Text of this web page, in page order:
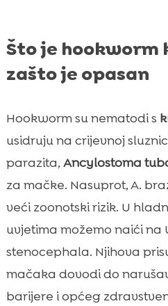
Što je hookworm
zašto je opasan
Hookworm su nematodi s
usidruju na crijevnoj
parazita, Ancylostoma
za mačke. Nasuprot, A.
veći zoonotski rizik. U
uvjetima možemo naići na
stenocephala. Njihova
mačaka dovodi do
barijere i općeg